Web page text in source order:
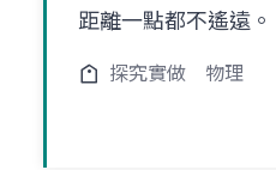
距離一點都不遙遠。
探究實做 物理